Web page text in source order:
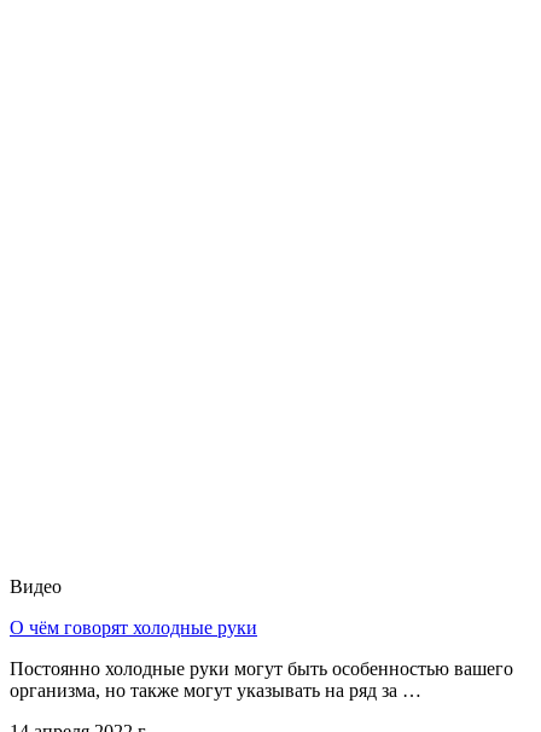
Видео
О чём говорят холодные руки
Постоянно холодные руки могут быть особенностью вашего
организма, но также могут указывать на ряд за …